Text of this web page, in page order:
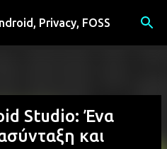
περιεχόμενο
Privacy, FOSS
Studio: Ένα
και